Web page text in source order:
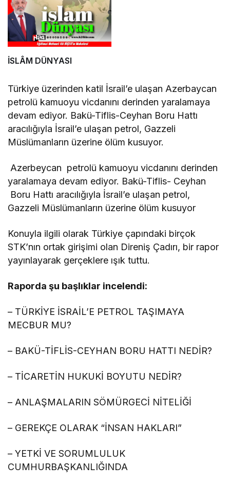
İSLÂM DÜNYASI
Türkiye üzerinden katil İsrail’e ulaşan Azerbaycan
petrolü kamuoyu vicdanını derinden yaralamaya
devam ediyor. Bakü-Tiflis-Ceyhan Boru Hattı
aracılığıyla İsrail’e ulaşan petrol, Gazzeli
Müslümanların üzerine ölüm kusuyor.
Azerbeycan petrolü kamuoyu vicdanını derinden
yaralamaya devam ediyor. Bakü-Tiflis- Ceyhan
Boru Hattı aracılığıyla İsrail’e ulaşan petrol,
Gazzeli Müslümanların üzerine ölüm kusuyor
Konuyla ilgili olarak Türkiye çapındaki birçok
STK’nın ortak girişimi olan Direniş Çadırı, bir rapor
yayınlayarak gerçeklere ışık tuttu.
Raporda şu başlıklar incelendi:
– TÜRKİYE İSRAİL’E PETROL TAŞIMAYA
MECBUR MU?
– BAKÜ-TİFLİS-CEYHAN BORU HATTI NEDİR?
– TİCARETİN HUKUKİ BOYUTU NEDİR?
– ANLAŞMALARIN SÖMÜRGECİ NİTELİĞİ
– GEREKÇE OLARAK “İNSAN HAKLARI”
– YETKİ VE SORUMLULUK
CUMHURBAŞKANLIĞINDA